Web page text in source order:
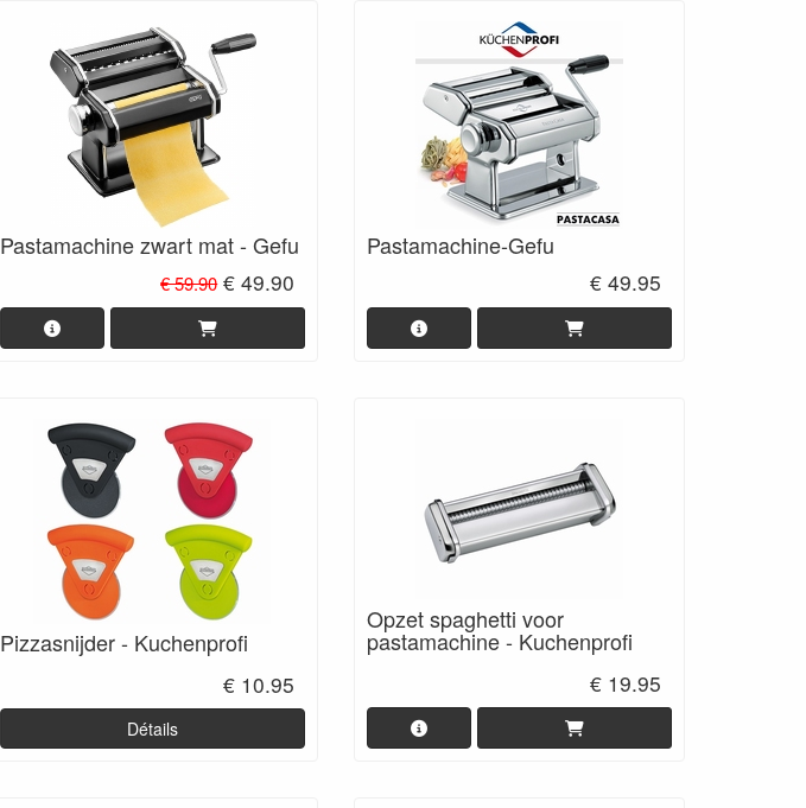
Pastamachine zwart mat - Gefu
€ 59.90 € 49.90
Pastamachine-Gefu
€ 49.95
Pizzasnijder - Kuchenprofi
€ 10.95
Détails
Opzet spaghetti voor
pastamachine - Kuchenprofi
€ 19.95